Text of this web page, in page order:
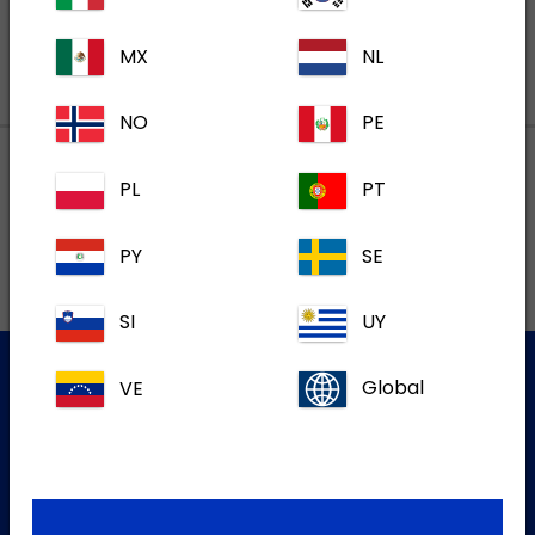
Lokalne adrese
korisnike
MX NL
NO PE
PL PT
PY SE
SI UY
VE Global